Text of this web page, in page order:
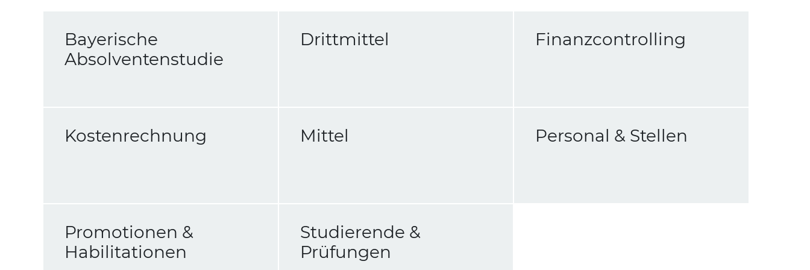
Bayerische
Absolventenstudie
Drittmittel Finanzcontrolling
Kostenrechnung Mittel Personal & Stellen
Promotionen &
Habilitationen
Studierende &
Prüfungen